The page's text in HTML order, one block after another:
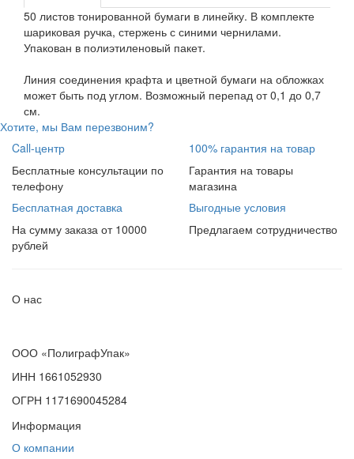
50 листов тонированной бумаги в линейку. В комплекте
шариковая ручка, стержень с синими чернилами.
Упакован в полиэтиленовый пакет.
Линия соединения крафта и цветной бумаги на обложках
может быть под углом. Возможный перепад от 0,1 до 0,7
см.
Хотите, мы Вам перезвоним?
Call-центр
Бесплатные консультации по
телефону
100% гарантия на товар
Гарантия на товары
магазина
Бесплатная доставка
На сумму заказа от 10000
рублей
Выгодные условия
Предлагаем сотрудничество
О нас
ООО «ПолиграфУпак»
ИНН 1661052930
ОГРН 1171690045284
Информация
О компании